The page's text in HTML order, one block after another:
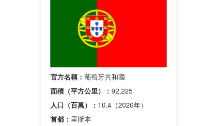
官方名稱： 葡萄牙共和國
面積（平方公里）： 92,225
人口（百萬）： 10.4（2026年）
首都： 里斯本